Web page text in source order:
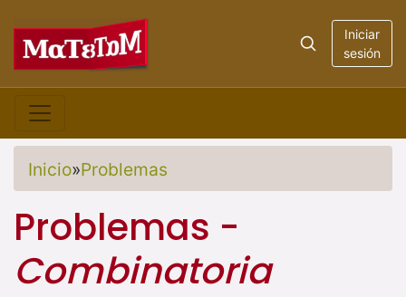
Iniciar
sesión
Inicio»Problemas
Problemas -
Combinatoria